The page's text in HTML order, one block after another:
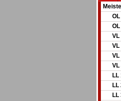
VL
VL
VL
VL
LL
LL
LL